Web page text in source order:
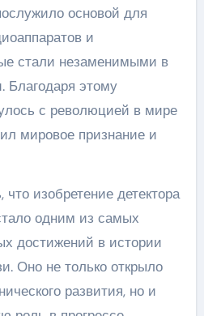
основой для
и
стали незаменимыми в
Благодаря этому
с революцией в мире
мировое признание и
что изобретение детектора
одним из самых
достижений в истории
Оно не только открыло
развития, но и